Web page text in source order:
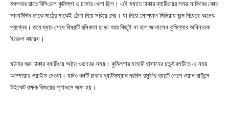
মঙ্গলবার রাতে বিপিএলে কুমিল্লা ও ঢাকার খেলা ছিল। এই ম্যাচে ঢাকার ব্যাটিংয়ের সময় সাকিবের কোচ
সালাউদ্দিন তাকে মাঠের মাঝেই ঠেলা দিয়ে সরিয়ে দেয়। যা নিয়ে সোশ্যাল মিডিয়ায় জন্ম দিয়েছে অনেক
প্রশ্নের। তবে ম্যাচ শেষে বিষয়টি রসিকতা ছাড়া আর কিছুই না বলে জানালেন কুমিল্লার অধিনায়ক
ইমরুল কায়েস।
ঘটনার শুরু ঢাকার ব্যাটিংয়ে অষ্টম ওভারের সময়। কুমিল্লার মাহাদি হাসানের চতুর্থ বলটিতে এ সময়
আম্পায়ার ওয়াইড দেওয়া। যদিও বলটি ঢাকার ব্যাটসম্যান দরবিশ রসুলির ব্যাটে লেগে ওয়ান বাউন্সে
উইকেট রক্ষক বিজয়ের গ্লাভসে জমা হয়।